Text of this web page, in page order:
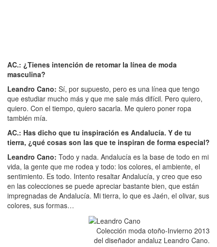
AC.: ¿Tienes intención de retomar la línea de moda
masculina?
Leandro Cano: Sí, por supuesto, pero es una línea que tengo
que estudiar mucho más y que me sale más difícil. Pero quiero,
quiero. Con el tiempo, quiero sacarla. Me quiero poner ropa
también mía.
AC.: Has dicho que tu inspiración es Andalucía. Y de tu
tierra, ¿qué cosas son las que te inspiran de forma especial?
Leandro Cano: Todo y nada. Andalucía es la base de todo en mi
vida, la gente que me rodea y todo: los colores, el ambiente, el
sentimiento. Es todo. Intento resaltar Andalucía, y creo que eso
en las colecciones se puede apreciar bastante bien, que están
impregnadas de Andalucía. Mi tierra, lo que es Jaén, el olivar, sus
colores, sus formas…
Colección moda otoño-Invierno 2013
del diseñador andaluz Leandro Cano.